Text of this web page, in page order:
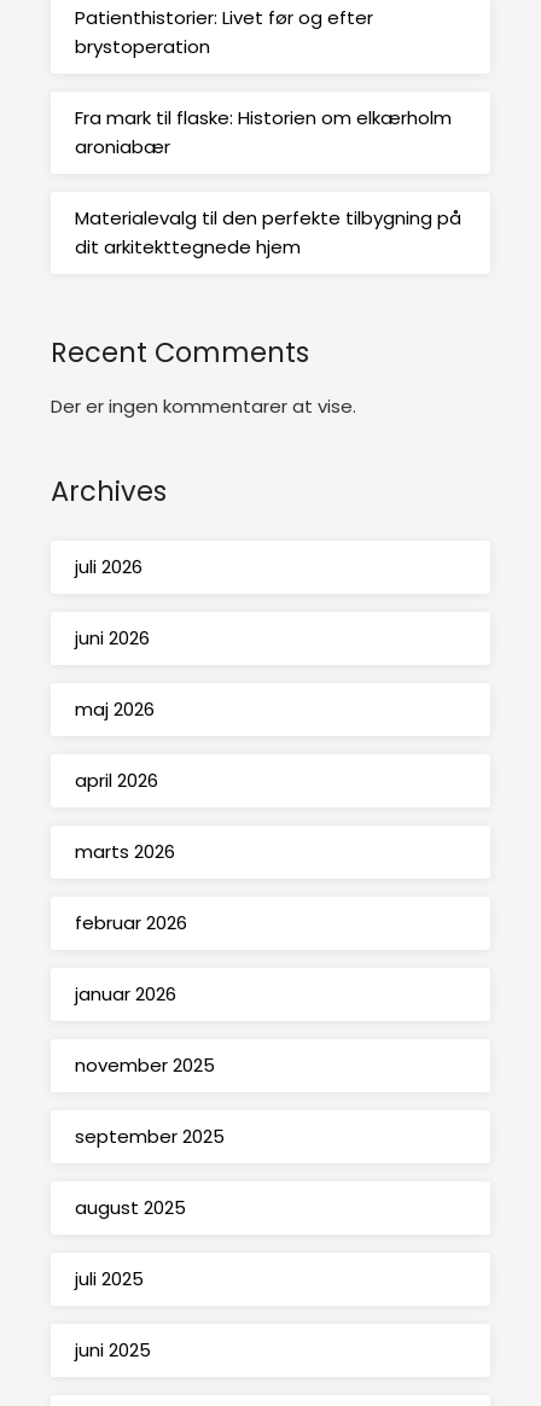
Patienthistorier: Livet før og efter
brystoperation
Fra mark til flaske: Historien om elkærholm
aroniabær
Materialevalg til den perfekte tilbygning på
dit arkitekttegnede hjem
Recent Comments
Der er ingen kommentarer at vise.
Archives
juli 2026
juni 2026
maj 2026
april 2026
marts 2026
februar 2026
januar 2026
november 2025
september 2025
august 2025
juli 2025
juni 2025